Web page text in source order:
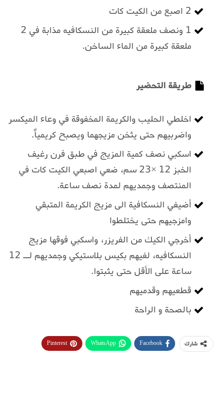
2 اصبع من الكيت كات
1 ونصف ملعقة كبيرة من النسكافيه مذابة في 2
ملعقة كبيرة من الماء الساخن.
طريقة التحضير
اخلطي الحليب والكريمة المخفوقة في وعاء الميكسر
واضربيهم حتى يثخن مزيجهما ويصبح كريمياً.
اسكبي نصف كمية المزيج في طبق فرن رغيف
الخبز 12 ×23 سم، ضعي اصبعي الكيت كات في
المنتصف وجمديهم لمدة نصف ساعة.
أضيفي النسكافية الى مزيج الكريمة المتبقي
وامزجيهم حتى يختلطوا
أخرجي الكيك من الفريزر، واسكبي فوقها مزيج
النسكافيه، لفيهم بكيس بلاستيكي وجمديهم لــ 12
ساعة على الأقل حتى يثبتوا.
قطعيهم وقدميهم
بالصحة و الراحة
شارك Facebook
WhatsApp
Pinterest